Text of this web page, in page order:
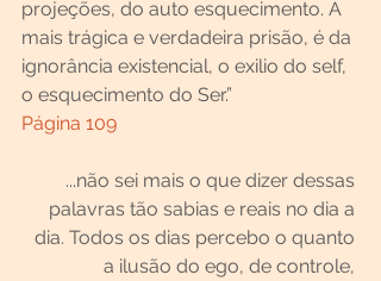
projeções, do auto esquecimento. A
mais trágica e verdadeira prisão, é da
ignorância existencial, o exilio do self,
o esquecimento do Ser.”
Página 109
...não sei mais o que dizer dessas
palavras tão sabias e reais no dia a
dia. Todos os dias percebo o quanto
a ilusão do ego, de controle,